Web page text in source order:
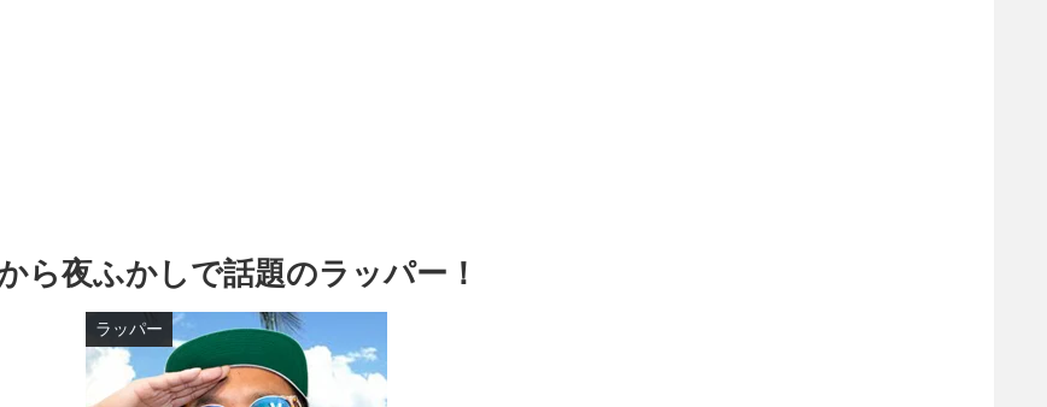
ら夜ふかしで話題のラッパー！
ラッパー